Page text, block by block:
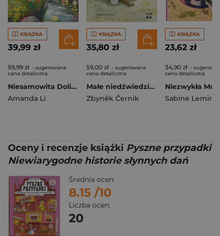
KSIĄŻKA
39,99 zł
59,99 zł - sugerowana
cena detaliczna
Niesamowita Dolina Muminków
Amanda Li
KSIĄŻKA
35,80 zł
59,00 zł - sugerowana
cena detaliczna
Małe niedźwiedzie historie
Zbynêk Černik
KSIĄŻKA
23,62 zł
34,90 zł -
cena detaliczna
Sabine Lemire
Oceny i recenzje książki Pyszne przypadki
Niewiarygodne historie słynnych dań
Średnia ocen:
8.15 /10
Liczba ocen:
20